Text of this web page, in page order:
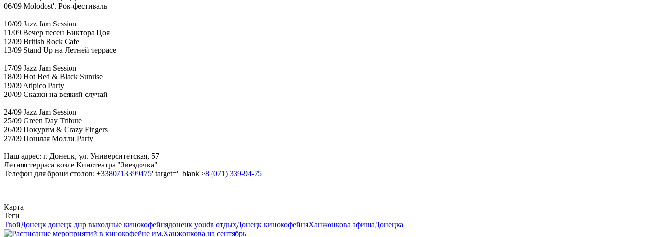
06/09 Molodost'. Рок-фестиваль
10/09 Jazz Jam Session
11/09 Вечер песен Виктора Цоя
12/09 British Rock Cafe
13/09 Stand Up на Летней террасе
17/09 Jazz Jam Session
18/09 Hot Bed & Black Sunrise
19/09 Atipico Party
20/09 Сказки на всякий случай
24/09 Jazz Jam Session
25/09 Green Day Tribute
26/09 Покурим & Crazy Fingers
27/09 Пошлая Молли Party
Наш адрес: г. Донецк, ул. Университетская, 57
Летняя терраса возле Кинотеатра "Звездочка"
Телефон для брони столов: +3380713399475' target='_blank'>8 (071) 339-94-75
Карта
Теги
ТвойДонецк донецк днр выходные кинокофейнядонецк youdn отдыхДонецк кинокофейняХанжонкова афишаДонецка